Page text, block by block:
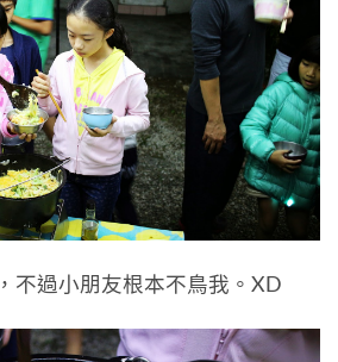
不過小朋友根本不鳥我。XD